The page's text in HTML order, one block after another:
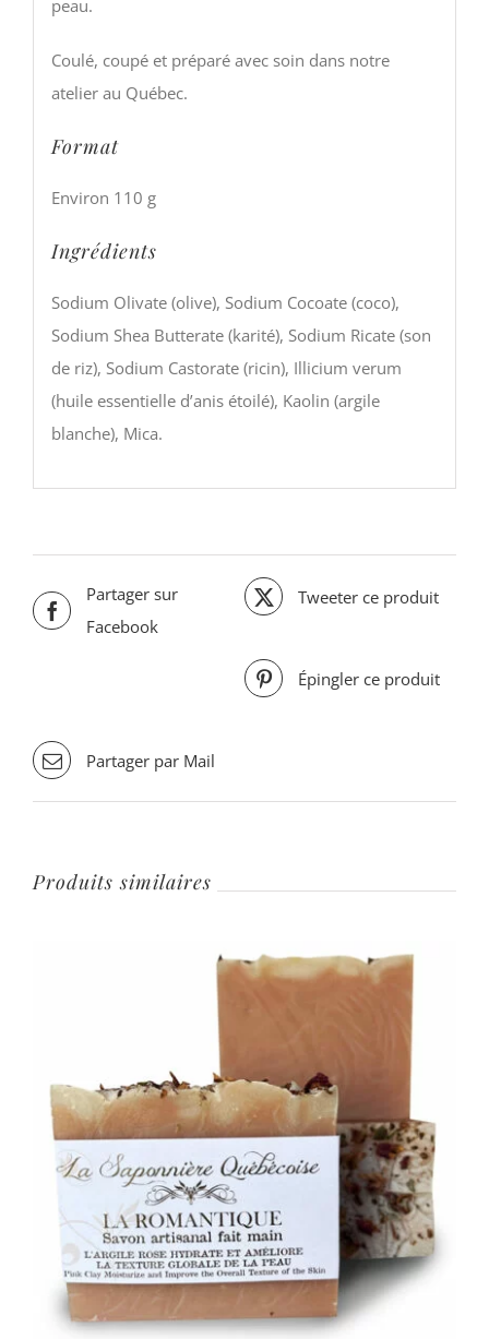
peau.
Coulé, coupé et préparé avec soin dans notre
atelier au Québec.
Format
Environ 110 g
Ingrédients
Sodium Olivate (olive), Sodium Cocoate (coco),
Sodium Shea Butterate (karité), Sodium Ricate (son
de riz), Sodium Castorate (ricin), Illicium verum
(huile essentielle d’anis étoilé), Kaolin (argile
blanche), Mica.
Partager sur
Facebook
Tweeter ce produit
Épingler ce produit
Partager par Mail
Produits similaires